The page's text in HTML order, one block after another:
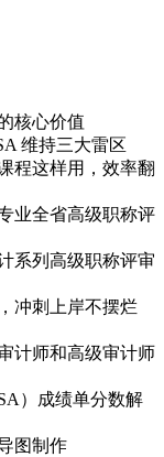
核心价值
维持三大雷区
程这样用，效率翻
业全省高级职称评
系列高级职称评审
冲刺上岸不摆烂
计师和高级审计师
）成绩单分数解
图制作